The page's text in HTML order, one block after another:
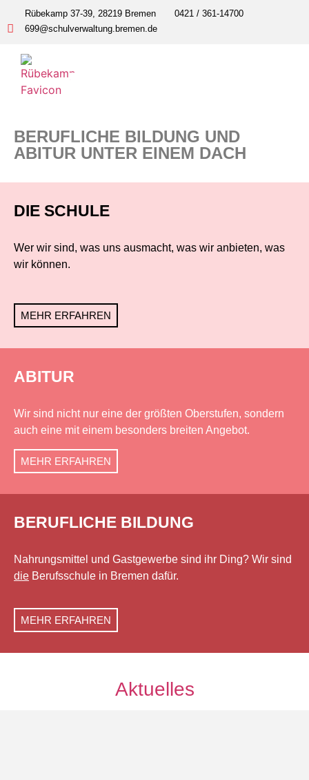
Rübekamp 37-39, 28219 Bremen
0421 / 361-14700
699@schulverwaltung.bremen.de
BERUFLICHE BILDUNG UND
ABITUR UNTER EINEM DACH
DIE SCHULE
Wer wir sind, was uns ausmacht, was wir anbieten, was
wir können.
MEHR ERFAHREN
ABITUR
Wir sind nicht nur eine der größten Oberstufen, sondern
auch eine mit einem besonders breiten Angebot.
MEHR ERFAHREN
BERUFLICHE BILDUNG
Nahrungsmittel und Gastgewerbe sind ihr Ding? Wir sind
die Berufsschule in Bremen dafür.
MEHR ERFAHREN
Aktuelles